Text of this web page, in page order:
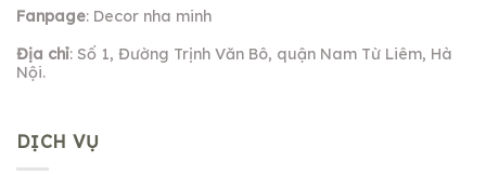
Fanpage: Decor nha minh
Địa chỉ: Số 1, Đường Trịnh Văn Bô, quận Nam Từ Liêm, Hà
Nội.
DỊCH VỤ